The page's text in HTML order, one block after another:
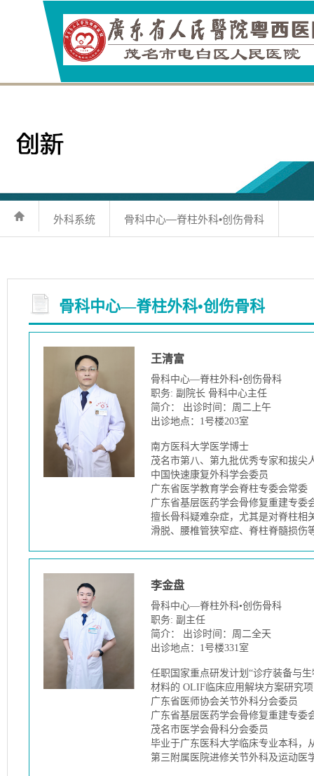
外科系统 骨科中心—脊柱外科•创伤骨科
骨科中心—脊柱外科•创伤骨科
王清富
骨科中心—脊柱外科•创伤骨科
职务: 副院长 骨科中心主任
简介： 出诊时间：周二上午
出诊地点：1号楼203室
南方医科大学医学博士
茂名市第八、第九批优秀专家和拔尖
中国快速康复外科学会委员
广东省医学教育学会脊柱专委会常委
广东省基层医药学会骨修复重建专委
擅长骨科疑难杂症，尤其是对脊柱相
滑脱、腰椎管狭窄症、脊柱脊髓损伤
李金盘
骨科中心—脊柱外科•创伤骨科
职务: 副主任
简介： 出诊时间：周二全天
出诊地点：1号楼331室
任职国家重点研发计划“诊疗装备与
材料的 OLIF临床应用解块方案研究
广东省医师协会关节外科分会委员
广东省基层医药学会骨修复重建专委
茂名市医学会骨科分会委员
毕业于广东医科大学临床专业本科，
第三附属医院进修关节外科及运动医